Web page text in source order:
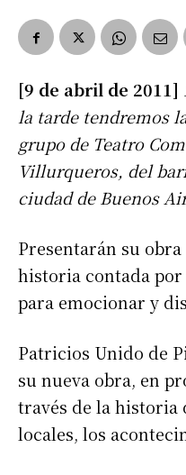
[9 de abril de 2011]
la tarde tendremos
grupo de Teatro
Villurqueros, del
ciudad de Buenos
Presentarán su
historia contada
para emocionar y
Patricios Unido de
su nueva obra, en
través de la historia
locales, los